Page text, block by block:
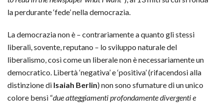
la perdurante ‘fede’ nella democrazia.
La democrazia non è – contrariamente a quanto gli stessi
liberali, sovente, reputano – lo sviluppo naturale del
liberalismo, così come un liberale non è necessariamente un
democratico. Libertà ‘negativa’ e ‘positiva’ (rifacendosi alla
distinzione di Isaiah Berlin) non sono sfumature di un unico
colore bensì “due atteggiamenti profondamente divergenti e